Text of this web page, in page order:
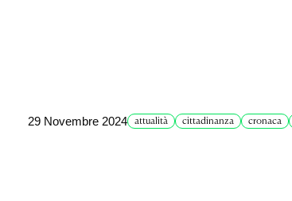
29 Novembre 2024 attualità cittadinanza cronaca